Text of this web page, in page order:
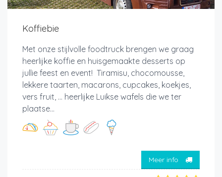
Koffiebie
Met onze stijlvolle foodtruck brengen we graag
heerlijke koffie en huisgemaakte desserts op
jullie feest en event! Tiramisu, chocomousse,
lekkere taarten, macarons, cupcakes, koekjes,
vers fruit, ... heerlijke Luikse wafels die we ter
plaatse...
Meer info